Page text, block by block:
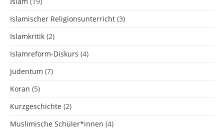
Islamischer Religionsunterricht (3)
Islamkritik (2)
Islamreform-Diskurs (4)
Judentum (7)
Koran (5)
Kurzgeschichte (2)
Muslimische Schüler*innen (4)